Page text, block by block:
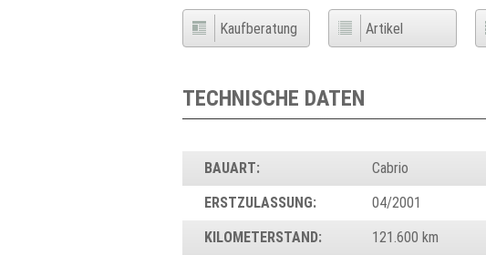
Kaufberatung Artikel
TECHNISCHE DATEN
BAUART: Cabrio
ERSTZULASSUNG: 04/2001
KILOMETERSTAND: 121.600 km